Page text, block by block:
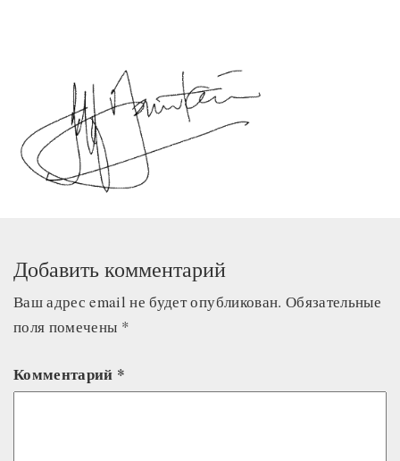
Добавить комментарий
Ваш адрес email не будет опубликован. Обязательные
поля помечены *
Комментарий *